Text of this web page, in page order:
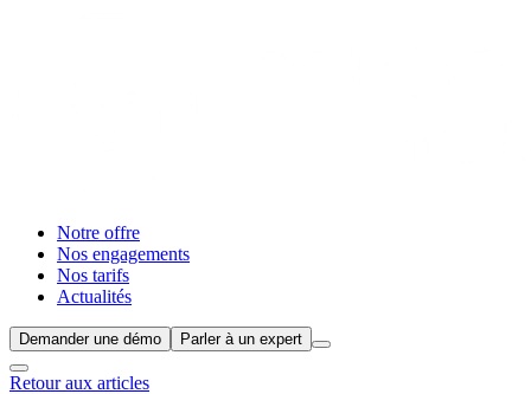
Notre offre
Nos engagements
Nos tarifs
Actualités
Demander une démo Parler à un expert
Retour aux articles